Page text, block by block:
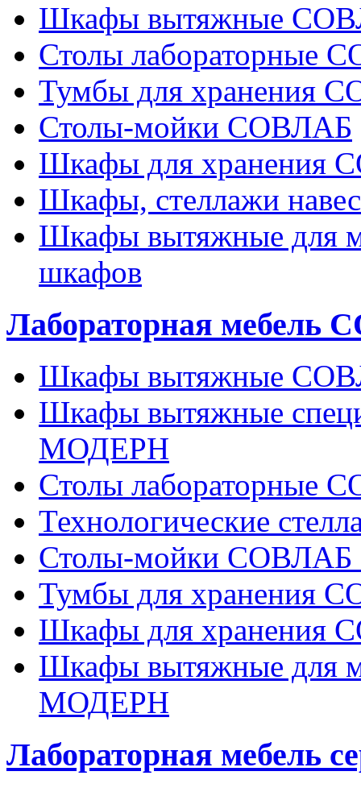
Шкафы вытяжные
Столы лабораторные
Тумбы для хранения
Столы-мойки СОВЛАБ
Шкафы для хранения
Шкафы, стеллажи
Шкафы вытяжные для
шкафов
Лабораторная
Шкафы вытяжные
Шкафы вытяжные
МОДЕРН
Столы
Технологические
Столы-мойки
Тумбы для
Шкафы для
Шкафы вытяжные для
МОДЕРН
Лабораторная мебель